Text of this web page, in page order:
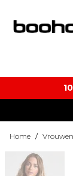
Home / Vrouwen